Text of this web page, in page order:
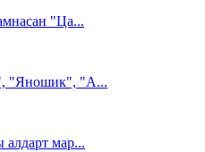
"Ца...
"Яношик", "А...
алдарт мар...